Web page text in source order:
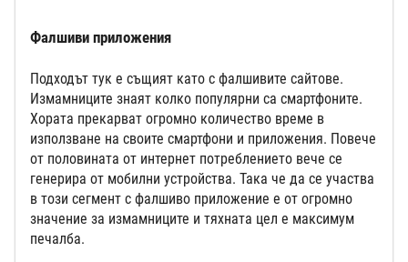
Фалшиви приложения
Подходът тук е същият като с фалшивите сайтове.
Измамниците знаят колко популярни са смартфоните.
Хората прекарват огромно количество време в
използване на своите смартфони и приложения. Повече
от половината от интернет потреблението вече се
генерира от мобилни устройства. Така че да се участва
в този сегмент с фалшиво приложение е от огромно
значение за измамниците и тяхната цел е максимум
печалба.